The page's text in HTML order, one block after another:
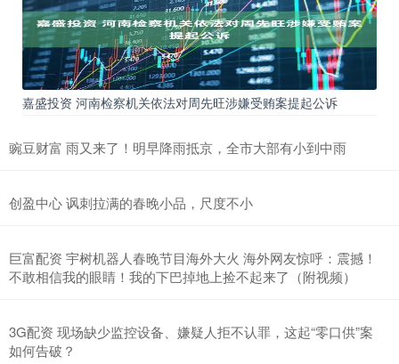
嘉盛投资 河南检察机关依法对周先旺涉嫌受贿案提起公诉
豌豆财富 雨又来了！明早降雨抵京，全市大部有小到中雨
创盈中心 讽刺拉满的春晚小品，尺度不小
巨富配资 宇树机器人春晚节目海外大火 海外网友惊呼：震撼！
不敢相信我的眼睛！我的下巴掉地上捡不起来了（附视频）
3G配资 现场缺少监控设备、嫌疑人拒不认罪，这起“零口供”案
如何告破？